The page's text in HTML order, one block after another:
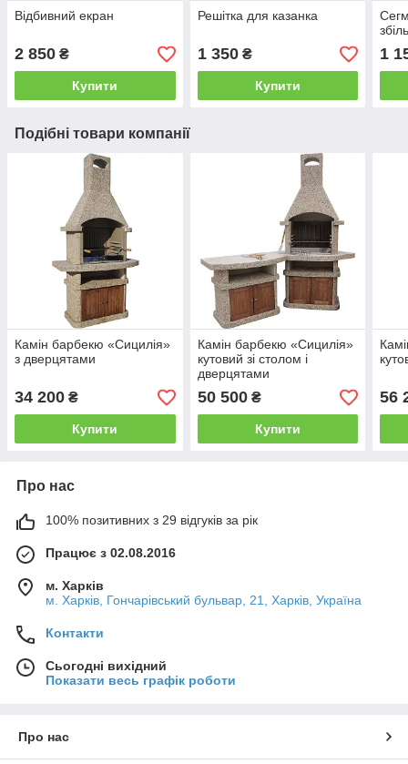
Відбивний екран
2 850 ₴
Купити
Решітка для казанка
1 350₴
Купити
1
Подібні товари компанії
Камін барбекю «Сицилія»
з дверцятами
34 200 ₴
Купити
Камін барбекю «Сицилія»
кутовий зі столом і
дверцятами
50 500₴
Купити
56
Про нас
100% позитивних з 29 відгуків за рік
Працює з 02.08.2016
м. Харків
м. Харків, Гончарівський бульвар, 21, Харків, Україна
Контакти
Сьогодні вихідний
Показати весь графік роботи
Про нас